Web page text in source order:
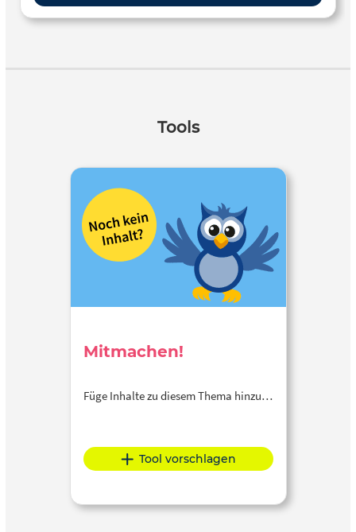
Tools
Mitmachen!
Füge Inhalte zu diesem Thema hinzu…
Tool vorschlagen